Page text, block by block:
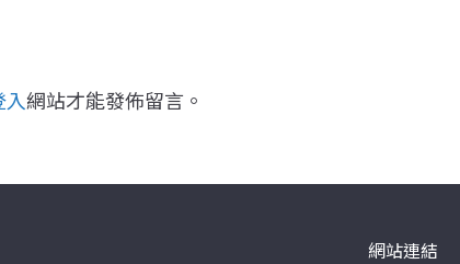
網站才能發佈留言。
網站連結